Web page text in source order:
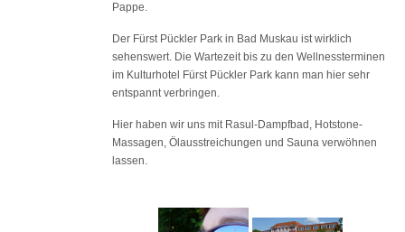
Pappe.
Der Fürst Pückler Park in Bad Muskau ist wirklich
sehenswert. Die Wartezeit bis zu den Wellnessterminen
im Kulturhotel Fürst Pückler Park kann man hier sehr
entspannt verbringen.
Hier haben wir uns mit Rasul-Dampfbad, Hotstone-
Massagen, Ölausstreichungen und Sauna verwöhnen
lassen.